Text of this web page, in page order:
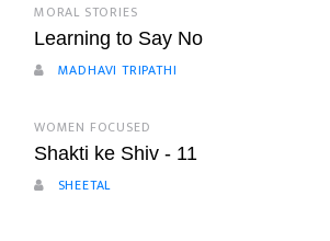
MORAL STORIES
Learning to Say No
MADHAVI TRIPATHI
WOMEN FOCUSED
Shakti ke Shiv - 11
SHEETAL